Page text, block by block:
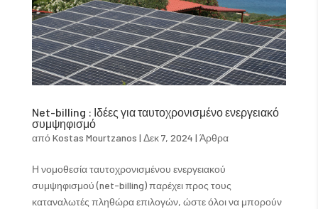
Net-billing : Ιδέες για ταυτοχρονισμένο ενεργειακό
συμψηφισμό
απόKostas Mourtzanos | Δεκ 7, 2024 | Άρθρα
Η νομοθεσία ταυτοχρονισμένου ενεργειακού
συμψηφισμού (net-billing) παρέχει προς τους
καταναλωτές πληθώρα επιλογών, ώστε όλοι να μπορούν